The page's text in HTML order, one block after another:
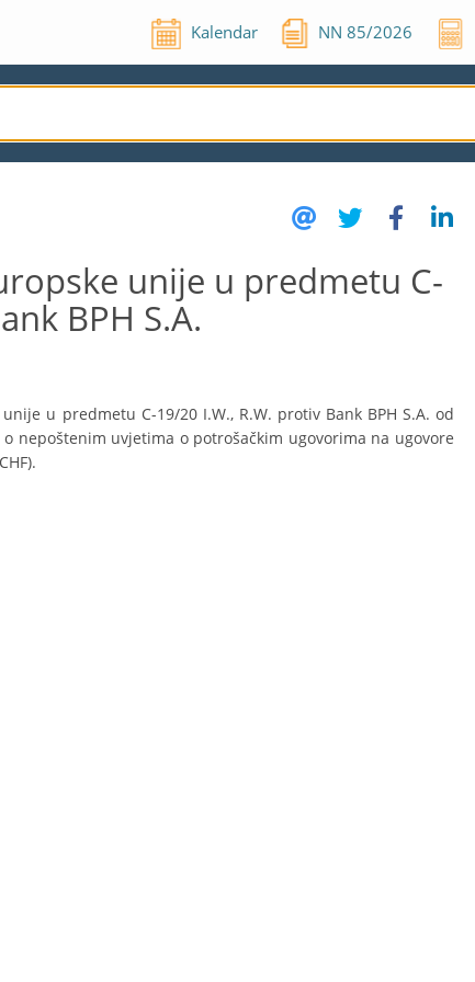
Kalendar NN85/2026
unije u predmetu C-
BPH S.A.
u predmetu C-19/20 I.W., R.W. protiv Bank BPH S.A. od
nepoštenim uvjetima o potrošačkim ugovorima na ugovore